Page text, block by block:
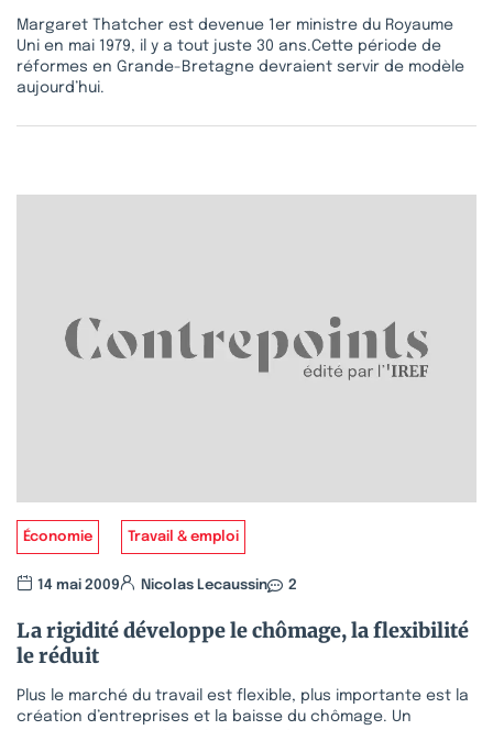
Margaret Thatcher est devenue 1er ministre du Royaume
Uni en mai 1979, il y a tout juste 30 ans.Cette période de
réformes en Grande-Bretagne devraient servir de modèle
aujourd’hui.
Économie Travail & emploi
14 mai 2009 Nicolas Lecaussin 2
La rigidité développe le chômage, la flexibilité
le réduit
Plus le marché du travail est flexible, plus importante est la
création d’entreprises et la baisse du chômage. Un